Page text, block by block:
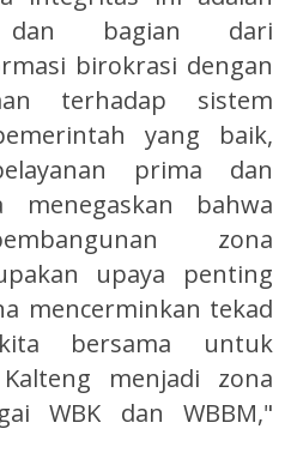
bagian dari
birokrasi dengan
terhadap sistem
yang baik,
prima dan
menegaskan bahwa
zona
upaya penting
mencerminkan tekad
bersama untuk
menjadi zona
WBK dan WBBM,"